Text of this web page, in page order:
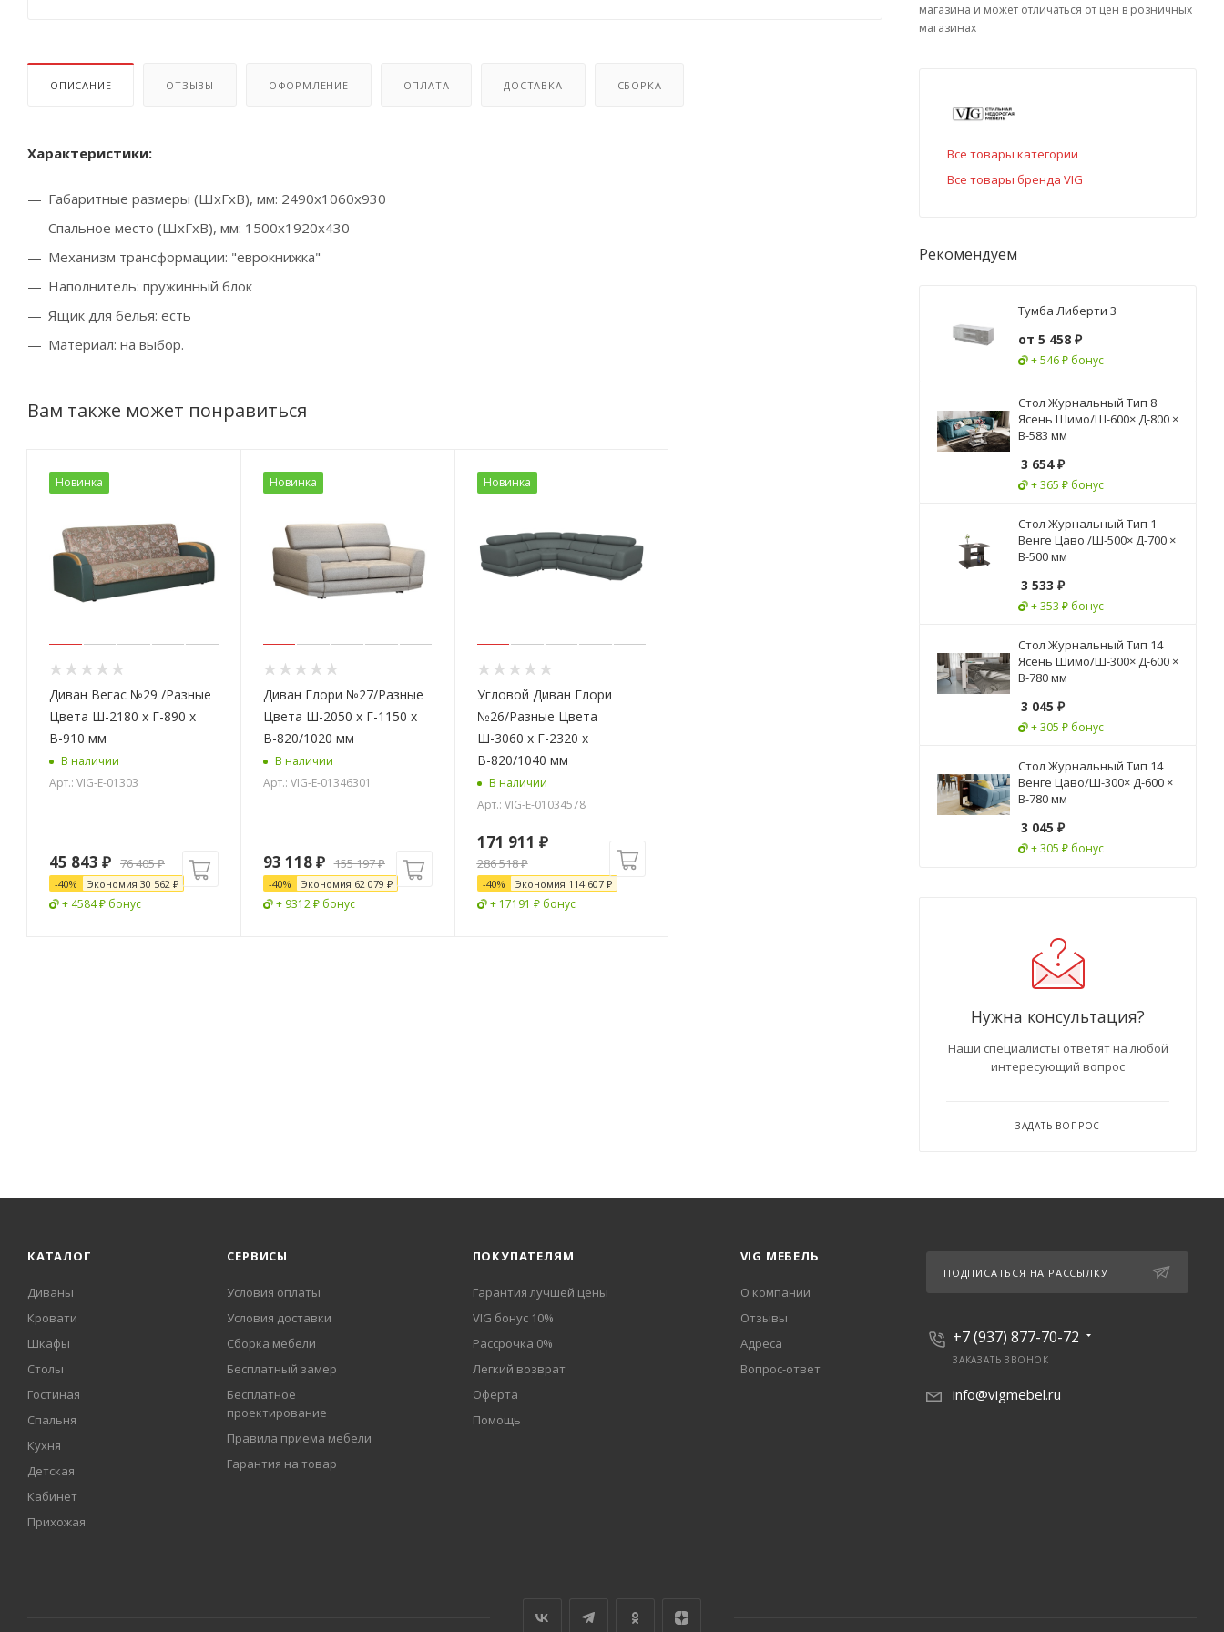
ОПИСАНИЕ ОТЗЫВЫ ОФОРМЛЕНИЕ ОПЛАТА ДОСТАВКА СБОРКА
Характеристики:
Габаритные размеры (ШхГхВ), мм: 2490х1060х930
Спальное место (ШхГхВ), мм: 1500х1920х430
Механизм трансформации: "еврокнижка"
Наполнитель: пружинный блок
Ящик для белья: есть
Материал: на выбор.
Вам также может понравиться
Новинка
Диван Вегас №29 /Разные
Цвета Ш-2180 х Г-890 х
В-910 мм
В наличии
Арт.: VIG-E-01303
45 843 ₽ 76 405₽
-40% Экономия 30 562 ₽
+ 4584 ₽ бонус
Новинка
Диван Глори №27/Разные
Цвета Ш-2050 х Г-1150 х
В-820/1020 мм
В наличии
Арт.: VIG-E-01346301
93 118₽ 155 197₽
-40% Экономия 62 079 ₽
+ 9312 ₽ бонус
Новинка
Угловой Диван Глори
№26/Разные Цвета
Ш-3060 х Г-2320 х
В-820/1040 мм
В наличии
Арт.: VIG-E-01034578
171 911 ₽
286 518₽
-40% Экономия 114 607₽
+ 17191 ₽ бонус
магазина и может отличаться от цен в розничных
магазинах
Все товары категории
Все товары бренда VIG
Рекомендуем
Тумба Либерти 3
от 5 458 ₽
+ 546 ₽ бонус
Стол Журнальный Тип 8
Ясень Шимо/Ш-600× Д-800 ×
В-583 мм
3 654₽
+ 365 ₽ бонус
Стол Журнальный Тип 1
Венге Цаво /Ш-500× Д-700 ×
В-500 мм
3 533 ₽
+ 353 ₽ бонус
Стол Журнальный Тип 14
Ясень Шимо/Ш-300× Д-600 ×
В-780 мм
3 045 ₽
+ 305 ₽ бонус
Стол Журнальный Тип 14
Венге Цаво/Ш-300× Д-600 ×
В-780 мм
3 045 ₽
+ 305 ₽ бонус
Нужна консультация?
Наши специалисты ответят на любой
интересующий вопрос
ЗАДАТЬ ВОПРОС
КАТАЛОГ
Диваны
Кровати
Шкафы
Столы
Гостиная
Спальня
Кухня
Детская
Кабинет
Прихожая
СЕРВИСЫ
Условия оплаты
Условия доставки
Сборка мебели
Бесплатный замер
Бесплатное
проектирование
Правила приема мебели
Гарантия на товар
ПОКУПАТЕЛЯМ
Гарантия лучшей цены
VIG бонус 10%
Рассрочка 0%
Легкий возврат
Оферта
Помощь
VIG МЕБЕЛЬ
О компании
Отзывы
Адреса
Вопрос-ответ
ПОДПИСАТЬСЯ НА РАССЫЛКУ
+7 (937) 877-70-72
ЗАКАЗАТЬ ЗВОНОК
info@vigmebel.ru